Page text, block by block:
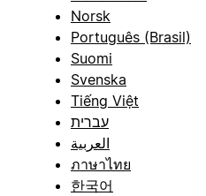
Norsk
Português (Brasil)
Suomi
Svenska
Tiếng Việt
עברית
العربية
ภาษาไทย
한국어